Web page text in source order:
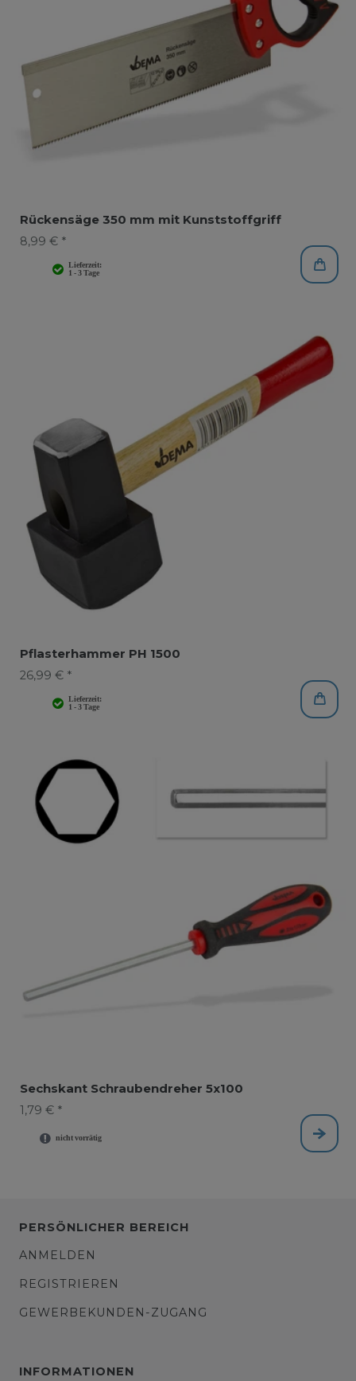
Rückensäge 350 mm mit Kunststoffgriff
8,99 € *
Pflasterhammer PH 1500
26,99 € *
Sechskant Schraubendreher 5x100
1,79 € *
PERSÖNLICHER BEREICH
ANMELDEN
REGISTRIEREN
GEWERBEKUNDEN-ZUGANG
INFORMATIONEN